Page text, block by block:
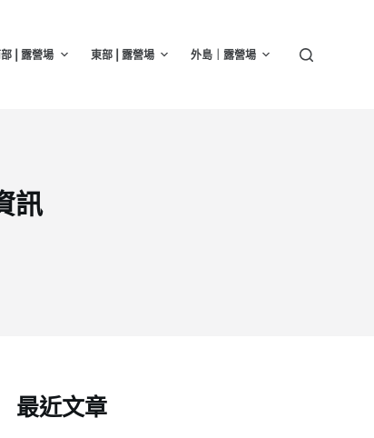
| 露營場 東部 | 露營場 外島｜露營場
訊
最近文章